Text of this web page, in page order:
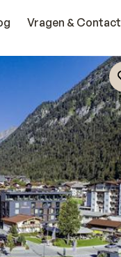
Vragen & Contact